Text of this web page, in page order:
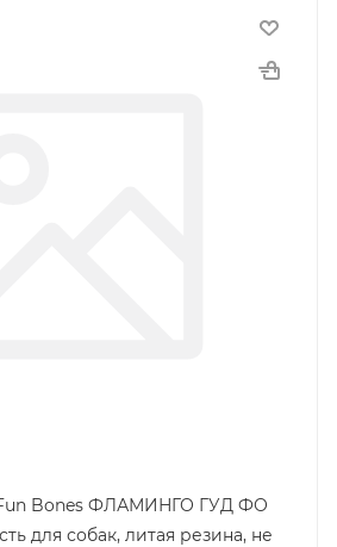
Bones ФЛАМИНГО ГУД ФО
для собак, литая резина, не